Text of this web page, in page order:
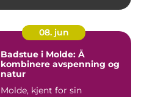
08. jun
Badstue i Molde: Å
kombinere avspenning og
natur
Molde, kjent for sin